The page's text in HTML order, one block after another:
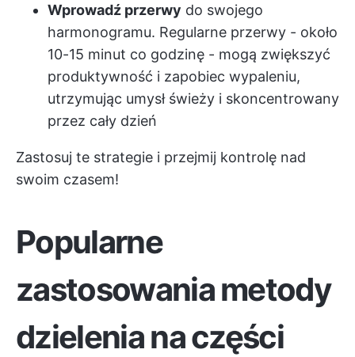
Wprowadź przerwy do swojego
harmonogramu. Regularne przerwy - około
10-15 minut co godzinę - mogą zwiększyć
produktywność i zapobiec wypaleniu,
utrzymując umysł świeży i skoncentrowany
przez cały dzień
Zastosuj te strategie i przejmij kontrolę nad
swoim czasem!
Popularne
zastosowania metody
dzielenia na części